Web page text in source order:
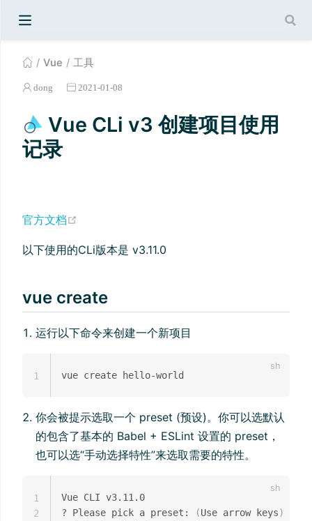
Vue 工具
dong 2021-01-08
Vue CLi v3 创建项目使用
记录
官方文档
以下使用的CLi版本是 v3.11.0
vue create
运行以下命令来创建一个新项目
1
你会被提示选取一个 preset (预设)。你可以选默认
的包含了基本的 Babel + ESLint 设置的 preset，
也可以选“手动选择特性”来选取需要的特性。
Vue CLI v3.11.0
? Please pick a preset:
(Use arrow keys)
1
2